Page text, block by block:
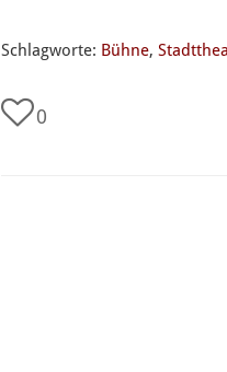
Schlagworte: Bühne,
0